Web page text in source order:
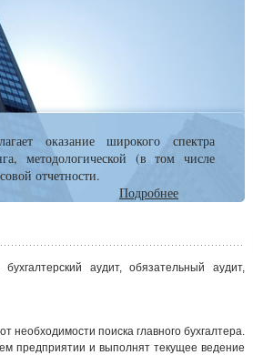
оказание широкого спектра
методологической (в том числе
отчетности.
Подробнее
аудит, обязательный аудит,
необходимости поиска главного бухгалтера.
предприятии и выполнят текущее ведение